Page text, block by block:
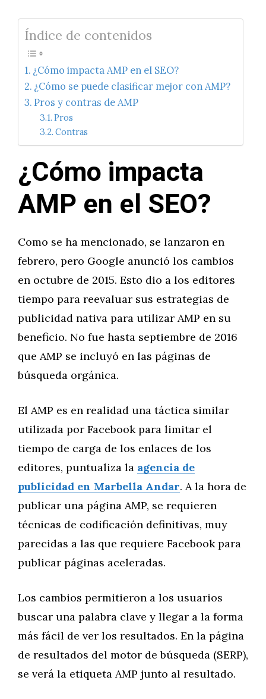
Índice de contenidos
¿Cómo impacta AMP en el SEO?
¿Cómo se puede clasificar mejor con AMP?
Pros y contras de AMP
Pros
Contras
¿Cómo impacta
AMP en el SEO?
Como se ha mencionado, se lanzaron en
febrero, pero Google anunció los cambios
en octubre de 2015. Esto dio a los editores
tiempo para reevaluar sus estrategias de
publicidad nativa para utilizar AMP en su
beneficio. No fue hasta septiembre de 2016
que AMP se incluyó en las páginas de
búsqueda orgánica.
El AMP es en realidad una táctica similar
utilizada por Facebook para limitar el
tiempo de carga de los enlaces de los
editores, puntualiza la agencia de
publicidad en Marbella Andar. A la hora de
publicar una página AMP, se requieren
técnicas de codificación definitivas, muy
parecidas a las que requiere Facebook para
publicar páginas aceleradas.
Los cambios permitieron a los usuarios
buscar una palabra clave y llegar a la forma
más fácil de ver los resultados. En la página
de resultados del motor de búsqueda (SERP),
se verá la etiqueta AMP junto al resultado.